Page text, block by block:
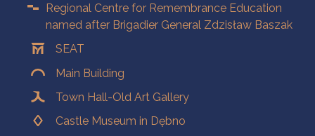
Regional Centre for Remembrance Education
named after Brigadier General Zdzisław Baszak
SEAT
Main Building
Town Hall-Old Art Gallery
Castle Museum in Dębno